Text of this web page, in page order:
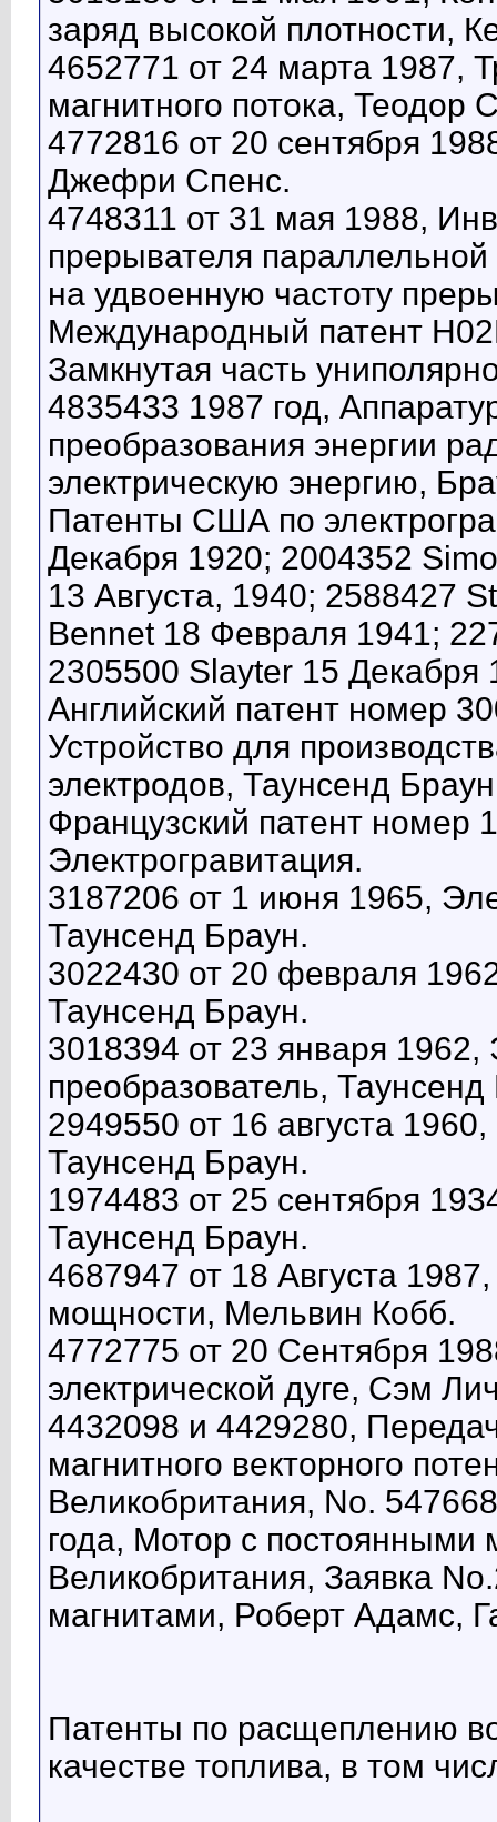
заряд высокой плотности,
4652771 от 24 марта 1987,
магнитного потока, Теодор
4772816 от 20 сентября
Джефри Спенс.
4748311 от 31 мая 1988,
прерывателя
на удвоенную частоту
Международный патент
Замкнутая часть
4835433 1987 год,
преобразования энергии
электрическую энергию,
Патенты США по
Декабря 1920; 2004352
13 Августа, 1940; 2588427
Bennet 18 Февраля 1941;
2305500 Slayter 15 Декабря
Английский патент номер
Устройство для
электродов, Таунсенд
Французский патент номер
Электрогравитация.
3187206 от 1 июня 1965,
Таунсенд Браун.
3022430 от 20 февраля
Таунсенд Браун.
3018394 от 23 января 1962,
преобразователь,
2949550 от 16 августа
Таунсенд Браун.
1974483 от 25 сентября
Таунсенд Браун.
4687947 от 18 Августа
мощности, Мельвин Кобб.
4772775 от 20 Сентября
электрической дуге, Сэм
4432098 и 4429280,
магнитного векторного
Великобритания, No.
года, Мотор с постоянными
Великобритания, Заявка
магнитами, Роберт Адамс,
Патенты по расщеплению
качестве топлива, в том